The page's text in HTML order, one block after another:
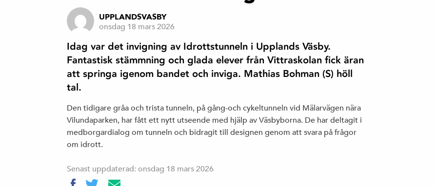
UPPLANDSVASBY
onsdag 18 mars 2026
Idag var det invigning av Idrottstunneln i Upplands Väsby.
Fantastisk stämmning och glada elever från Vittraskolan fick äran
att springa igenom bandet och inviga. Mathias Bohman (S) höll
tal.
Den tidigare gråa och trista tunneln, på gång-och cykeltunneln vid Mälarvägen nära
Vilundaparken, har fått ett nytt utseende med hjälp av Väsbyborna. De har deltagit i
medborgardialog om tunneln och bidragit till designen genom att svara på frågor
om idrott.
Senast uppdaterad: onsdag 18 mars 2026